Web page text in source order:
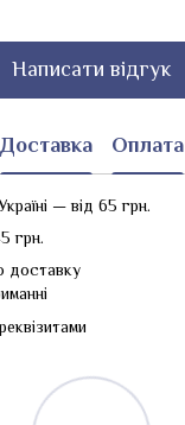
Написати відгук
Доставка Оплата
— від 65 грн.
грн.
доставку